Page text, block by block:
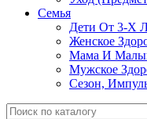
Семья
Дети От 3-Х
Женское
Мама И
Мужское
Сезон,